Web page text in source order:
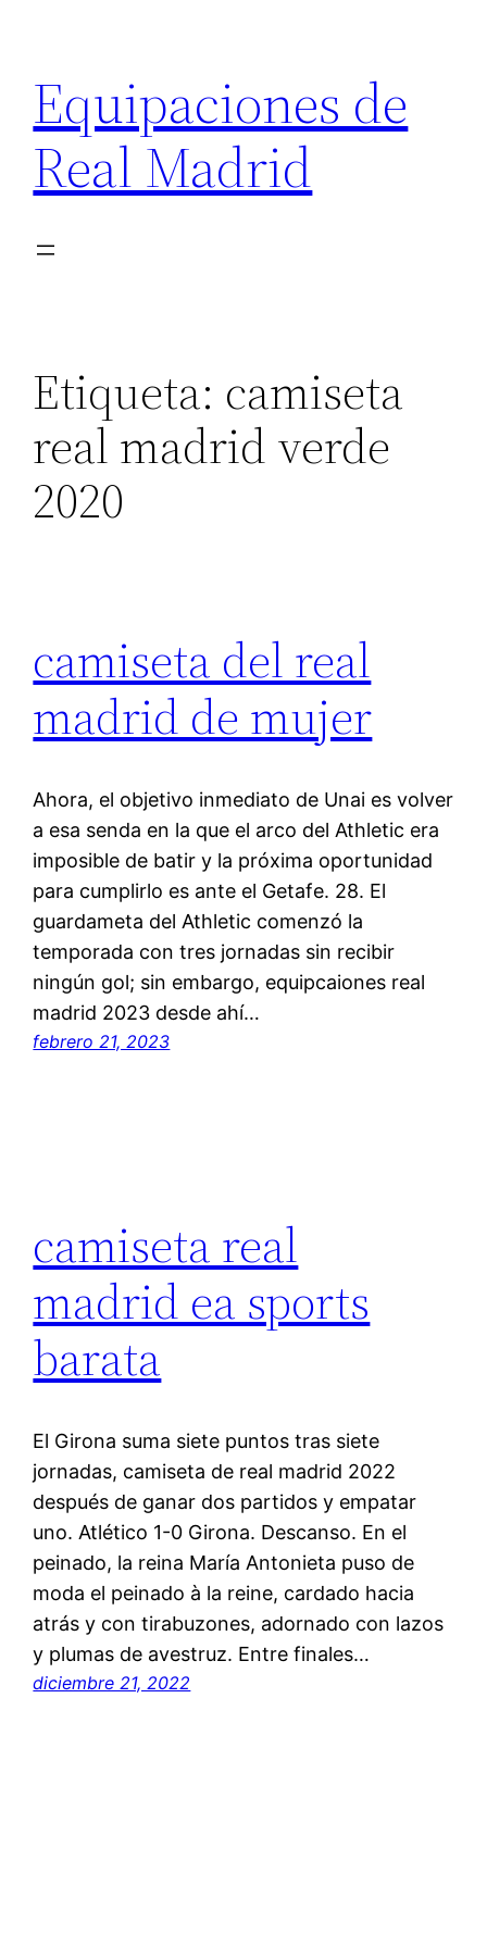
contenido
Equipaciones de
Real Madrid
Etiqueta: camiseta
real madrid verde
2020
camiseta del real
madrid de mujer
Ahora, el objetivo inmediato de Unai es volver
a esa senda en la que el arco del Athletic era
imposible de batir y la próxima oportunidad
para cumplirlo es ante el Getafe. 28. El
guardameta del Athletic comenzó la
temporada con tres jornadas sin recibir
ningún gol; sin embargo, equipcaiones real
madrid 2023 desde ahí…
febrero 21, 2023
camiseta real
madrid ea sports
barata
El Girona suma siete puntos tras siete
jornadas, camiseta de real madrid 2022
después de ganar dos partidos y empatar
uno. Atlético 1-0 Girona. Descanso. En el
peinado, la reina María Antonieta puso de
moda el peinado à la reine, cardado hacia
atrás y con tirabuzones, adornado con lazos
y plumas de avestruz. Entre finales…
diciembre 21, 2022